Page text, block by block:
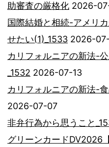
助審査の厳格化 2026-
国際結婚と相続-アメリ
せたい(1)_1533 2026-
カリフォルニアの新法-
_1532 2026-07-13
カリフォルニアの新法-
2026-07-07
非弁行為から思うこと
グリーンカードDV2026